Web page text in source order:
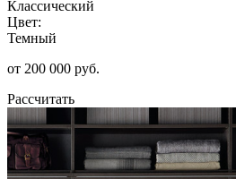
Классический
Цвет:
Темный
от 200 000 руб.
Рассчитать